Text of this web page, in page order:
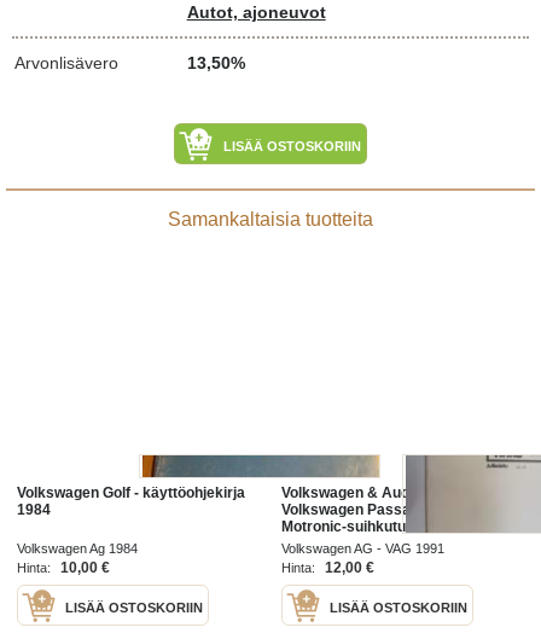
Autot, ajoneuvot
Arvonlisävero 13,50%
LISÄÄ OSTOSKORIIN
Samankaltaisia tuotteita
Volkswagen Golf - käyttöohjekirja
1984
Volkswagen Ag 1984
Hinta:
10,00 €
LISÄÄ OSTOSKORIIN
Volkswagen & Audi Service -
Volkswagen Passat 1988-
Motronic-suihkutus- ja
sytytysjärjestelmä -service
booklet
Volkswagen AG - VAG 1991
Hinta:
12,00 €
LISÄÄ OSTOSKORIIN